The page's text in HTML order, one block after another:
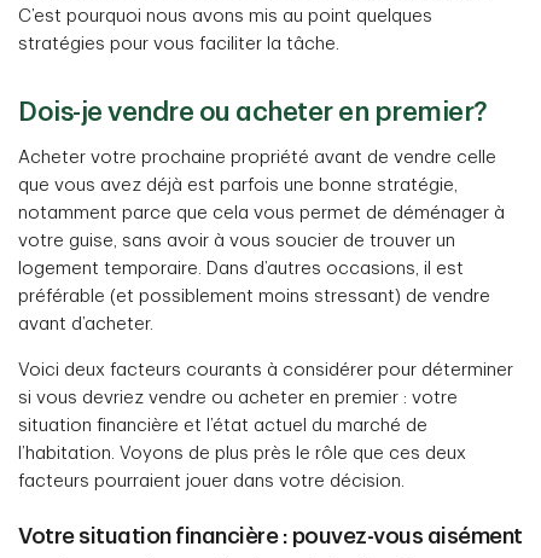
C’est pourquoi nous avons mis au point quelques
stratégies pour vous faciliter la tâche.
Dois-je vendre ou acheter en premier?
Acheter votre prochaine propriété avant de vendre celle
que vous avez déjà est parfois une bonne stratégie,
notamment parce que cela vous permet de déménager à
votre guise, sans avoir à vous soucier de trouver un
logement temporaire. Dans d’autres occasions, il est
préférable (et possiblement moins stressant) de vendre
avant d’acheter.
Voici deux facteurs courants à considérer pour déterminer
si vous devriez vendre ou acheter en premier : votre
situation financière et l’état actuel du marché de
l’habitation. Voyons de plus près le rôle que ces deux
facteurs pourraient jouer dans votre décision.
Votre situation financière : pouvez-vous aisément